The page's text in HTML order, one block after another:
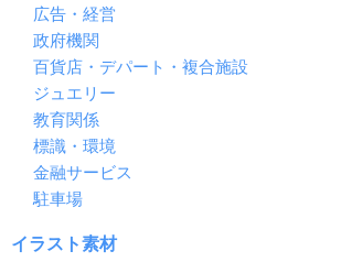
広告・経営
政府機関
百貨店・デパート・複合施設
ジュエリー
教育関係
標識・環境
金融サービス
駐車場
イラスト素材